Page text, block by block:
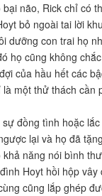
não, Rick chỉ có
bỏ ngoài tai lời
dưỡng con trai họ
họ cũng không
của hầu hết các
một thử thách cần
đồng tình hoặc
lại và họ đã
năng nói bình
Hoyt hồi hộp vây
cũng lắp ghép